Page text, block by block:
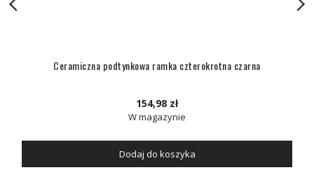
Ceramiczna podtynkowa ramka czterokrotna czarna
154,98 zł
W magazynie
Dodaj do koszyka